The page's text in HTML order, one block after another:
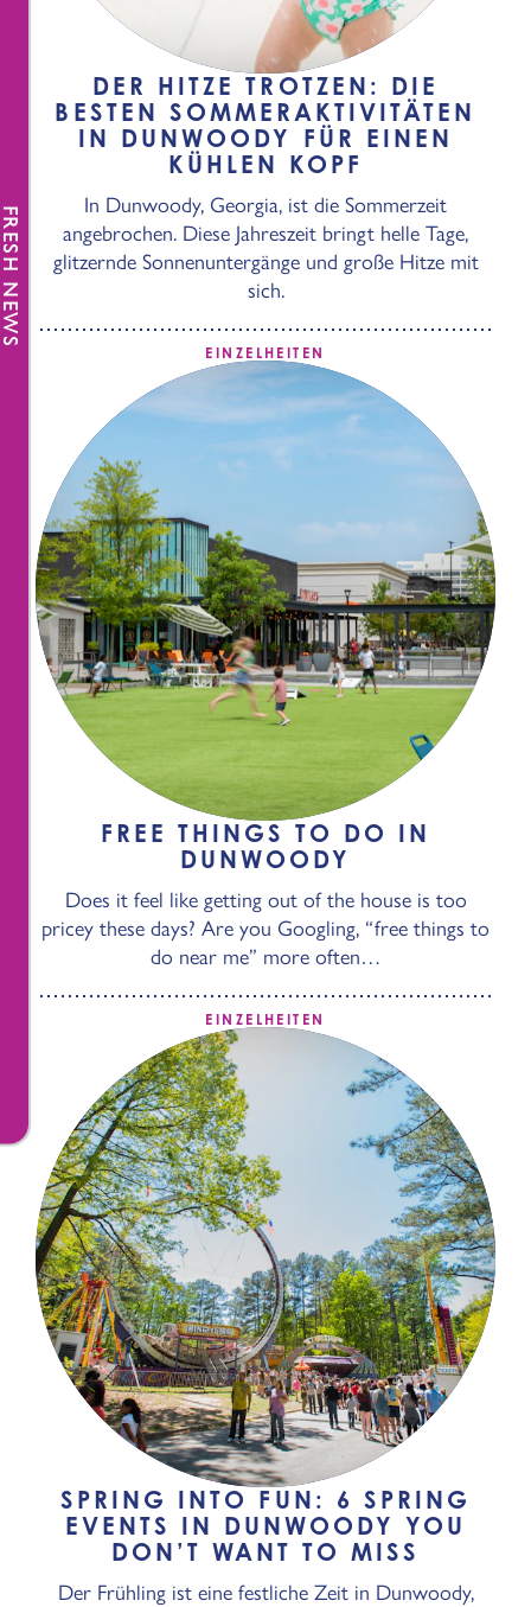
DER HITZE TROTZEN: DIE
BESTEN SOMMERAKTIVITÄTEN
IN DUNWOODY FÜR EINEN
KÜHLEN KOPF
In Dunwoody, Georgia, ist die Sommerzeit
angebrochen. Diese Jahreszeit bringt helle Tage,
glitzernde Sonnenuntergänge und große Hitze mit
sich.
EINZELHEITEN
FREE THINGS TO DO IN
DUNWOODY
Does it feel like getting out of the house is too
pricey these days? Are you Googling, “free things to
do near me” more often…
EINZELHEITEN
SPRING INTO FUN: 6 SPRING
EVENTS IN DUNWOODY YOU
DON’T WANT TO MISS
Der Frühling ist eine festliche Zeit in Dunwoody,
NEWS